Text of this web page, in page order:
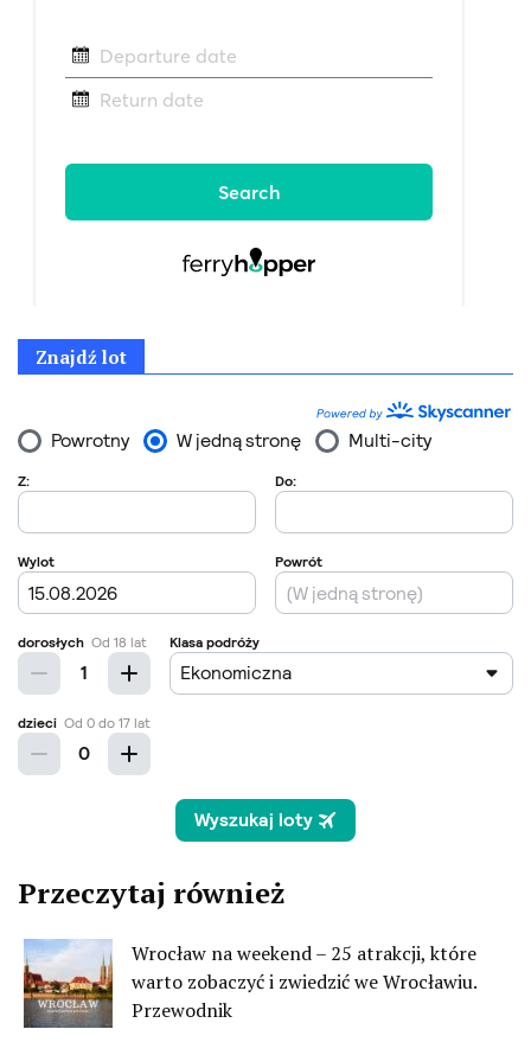
Znajdź lot
Przeczytaj również
Wrocław na weekend – 25 atrakcji, które
warto zobaczyć i zwiedzić we Wrocławiu.
Przewodnik